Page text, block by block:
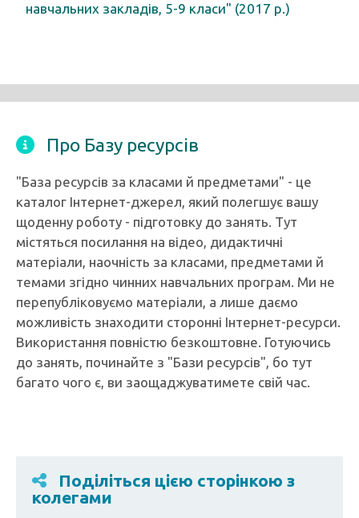
навчальних закладів, 5-9 класи" (2017 р.)
Про Базу ресурсів
"База ресурсів за класами й предметами" - це
каталог Інтернет-джерел, який полегшує вашу
щоденну роботу - підготовку до занять. Тут
містяться посилання на відео, дидактичні
матеріали, наочність за класами, предметами й
темами згідно чинних навчальних програм. Ми не
перепубліковуємо матеріали, а лише даємо
можливість знаходити сторонні Інтернет-ресурси.
Використання повністю безкоштовне. Готуючись
до занять, починайте з "Бази ресурсів", бо тут
багато чого є, ви заощаджуватимете свій час.
Поділіться цією сторінкою з
колегами